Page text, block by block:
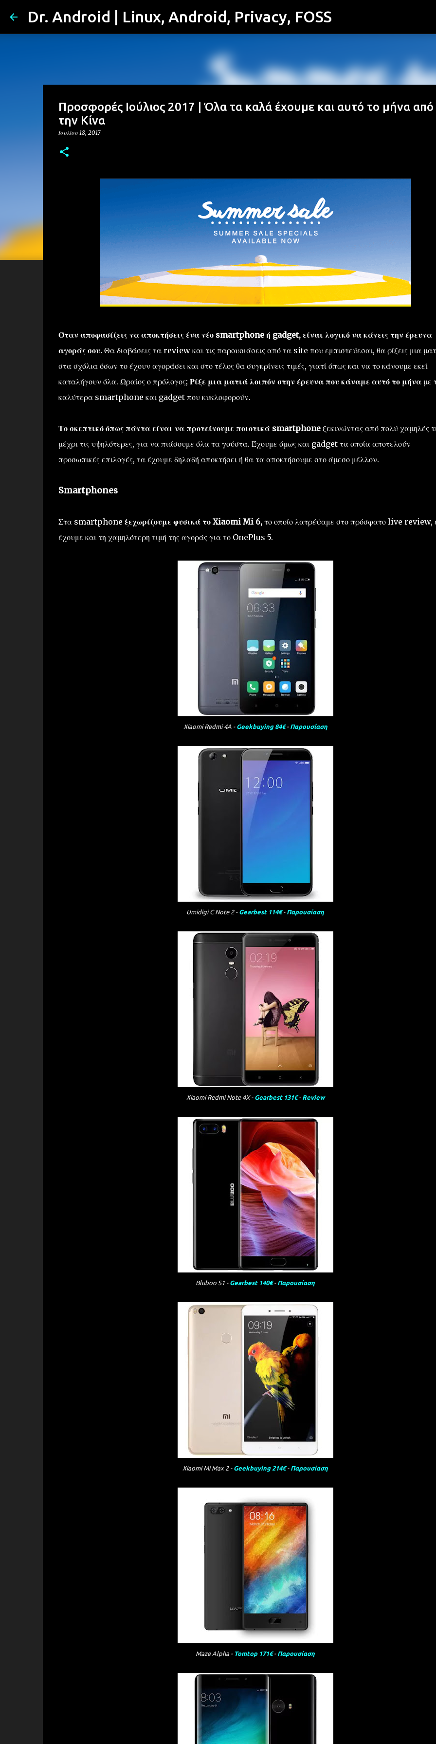
Μετάβαση στο κύριο περιεχόμενο
Dr. Android | Linux, Android, Privacy, FOSS
Προσφορές Ιούλιος 2017 | Όλα τα καλά έχουμε και αυτό το μήνα από
την Κίνα
Ιουλίου 18, 2017
Όταν αποφασίζεις να αποκτήσεις ένα νέο smartphone ή gadget, είναι λογικό να κάνεις την έρευνα
αγοράς σου.Θα διαβάσεις τα review και τις παρουσιάσεις από τα site που εμπιστεύεσαι, θα ρίξεις μια
στα σχόλια όσων το έχουν αγοράσει και στο τέλος θα συγκρίνεις τιμές, γιατί όπως και να το κάνουμε εκεί
καταλήγουν όλα. Ωραίος ο πρόλογος; Ρίξε μια ματιά λοιπόν στην έρευνα που κάναμε αυτό το μήναμε
καλύτερα smartphone και gadget που κυκλοφορούν.
Το σκεπτικό όπως πάντα είναι να προτείνουμε ποιοτικά smartphone ξεκινώντας από πολύ χαμηλές
μέχρι τις υψηλότερες, για να πιάσουμε όλα τα γούστα. Έχουμε όμως και gadget τα οποία αποτελούν
προσωπικές επιλογές, τα έχουμε δηλαδή αποκτήσει ή θα τα αποκτήσουμε στο άμεσο μέλλον.
Smartphones
Στα smartphone ξεχωρίζουμε φυσικά το Xiaomi Mi 6,το οποίο λατρέψαμε στο πρόσφατο live review,
έχουμε και τη χαμηλότερη τιμή της αγοράς για το OnePlus 5.
Xiaomi Redmi 4A - Geekbuying 84€- Παρουσίαση
Umidigi C Note 2 - Gearbest 114€- Παρουσίαση
Xiaomi Redmi Note 4X - Gearbest 131€- Review
Bluboo S1 - Gearbest 140€- Παρουσίαση
Xiaomi Mi Max 2 - Geekbuying 214€- Παρουσίαση
Maze Alpha - Tomtop 171€- Παρουσίαση